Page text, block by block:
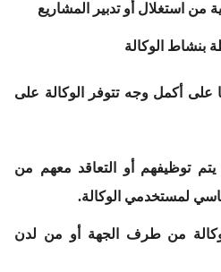
من استغلال أو تدبير المشاريع
بنشاط الوكالة
على أكمل وجه تتوفر الوكالة على
يتم توظيفهم أو التعاقد معهم من
لمستخدمي الوكالة.
من طرف الجهة أو من لدن